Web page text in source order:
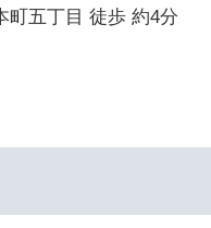
町五丁目 徒歩 約4分